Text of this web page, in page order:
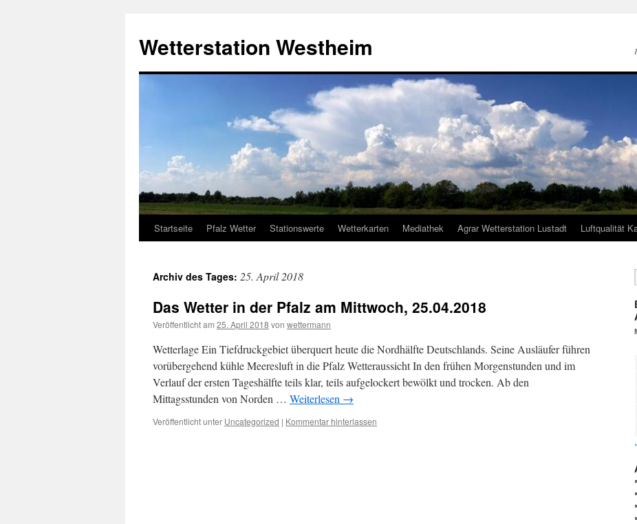
springen
Wetterstation Westheim
Startseite Pfalz Wetter Stationswerte Wetterkarten Mediathek Agrar Wetterstation Lustadt Luftqualität
Archiv des Tages: 25. April 2018
Das Wetter in der Pfalz am Mittwoch, 25.04.2018
Veröffentlicht am 25. April 2018 von wettermann
Wetterlage Ein Tiefdruckgebiet überquert heute die Nordhälfte Deutschlands. Seine Ausläufer führen
vorübergehend kühle Meeresluft in die Pfalz Wetteraussicht In den frühen Morgenstunden und im
Verlauf der ersten Tageshälfte teils klar, teils aufgelockert bewölkt und trocken. Ab den
Mittagsstunden von Norden … Weiterlesen →
Veröffentlicht unter Uncategorized | Kommentar hinterlassen